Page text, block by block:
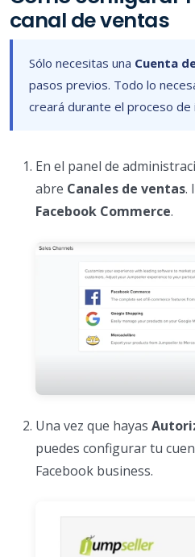
canal de ventas
Sólo necesitas una Cuenta
pasos previos. Todo lo
creará durante el proceso de
En el panel de
abre Canales de ventas.
Facebook Commerce.
Una vez que hayas
puedes configurar tu
Facebook business.